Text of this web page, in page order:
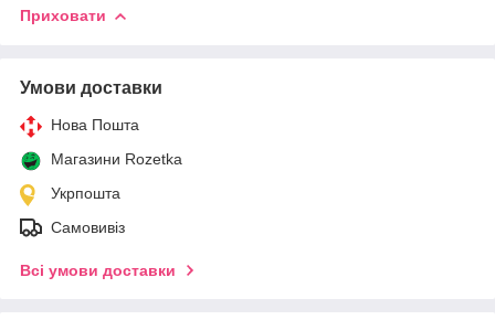
Приховати
Умови доставки
Нова Пошта
Магазини Rozetka
Укрпошта
Самовивіз
Всі умови доставки